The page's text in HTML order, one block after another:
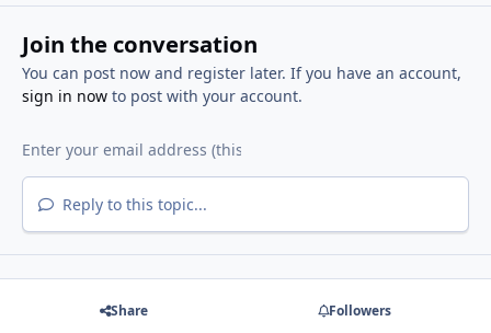
Join the conversation
You can post now and register later. If you have an account,
sign in nowto post with your account.
Reply to this topic...
Share Followers